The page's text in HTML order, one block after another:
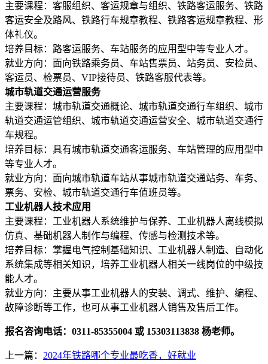
主要课程：客服组织、客运规章与组织、铁路客运服务、铁路
客运安全及路风、铁路行车规章教程、铁路客运规章教程、形
体礼仪。
培养目标：路客运服务、车站服务的应用型中等专业人才。
就业方向：面向铁路乘务员、车站售票员、站务员、安检员、
客运员、检票员、VIP接待员、铁路客服代表等。
城市轨道交通运营服务
主要课程：城市轨道交通概论、城市轨道交通行车组织、城市
轨道交通运管组织、城市轨道交通运营安全、城市轨道交通行
车规程。
培养目标：具有城市轨道交通客运服务、车站管理的应用型中
等专业人才。
就业方向：面向城市轨道车站从事城市轨道交通站务、车务、
票务、安检、城市轨道交通行车值班员等。
工业机器人技术应用
主要课程：工业机器人系统维护与保养、工业机器人离线模拟
仿真、基础机器人制作与编程、传感与检测技术等。
培养目标：掌握电气控制基础知识、工业机器人制造、自动化
系统集成等相关知识，培养工业机器人相关一线岗位的中级技
能人才。
就业方向：主要从事工业机器人的安装、调式、维护、编程、
故障诊断等工作，也可从事工业机器人销售及售后工作。
报名咨询电话：0311-85355004 或 15303113838 杨老师。
上一篇： 2024年铁路哪个专业最吃香，好就业